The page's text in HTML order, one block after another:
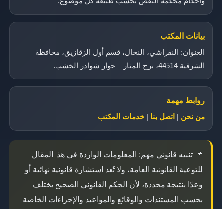
بيانات المكتب
العنوان: النقراشي، النحال، قسم أول الزقازيق، محافظة
الشرقية 44514، برج المنار – جوار شوادر الخشب.
روابط مهمة
من نحن | اتصل بنا | خدمات المكتب
📌 تنبيه قانوني مهم: المعلومات الواردة في هذا المقال
للتوعية القانونية العامة، ولا تُعد استشارة قانونية نهائية أو
وعدًا بنتيجة محددة، لأن الحكم القانوني الصحيح يختلف
بحسب المستندات والوقائع والمواعيد والإجراءات الخاصة